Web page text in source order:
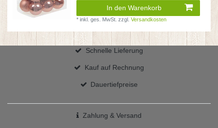
In den Warenkorb
*inkl. ges. MwSt. zzgl.Versandkosten
Schnelle Lieferung
Kauf auf Rechnung
Dauertiefpreise
Zahlung & Versand